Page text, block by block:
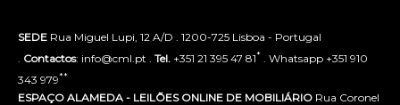
SEDE Rua Miguel Lupi, 12 A/D . 1200-725 Lisboa - Portugal
Contactos: info@cml.pt . Tel. +351 21 395 47 81* . Whatsapp +351 910
343 979**
ESPAÇO ALAMEDA - LEILÕES ONLINE DE MOBILIÁRIO Rua Coronel